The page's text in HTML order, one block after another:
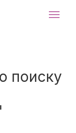
поиску